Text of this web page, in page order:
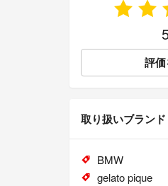
評
取り扱いブランド
BMW
gelato pique